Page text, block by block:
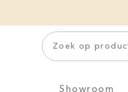
Zoek op
Showroom